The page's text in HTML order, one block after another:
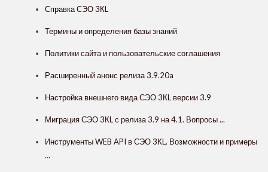
Справка СЭО 3КL
Термины и определения базы знаний
Политики сайта и пользовательские соглашения
Расширенный анонс релиза 3.9.20a
Настройка внешнего вида СЭО 3КL версии 3.9
Миграция СЭО 3КL с релиза 3.9 на 4.1. Вопросы ...
Инструменты WEB API в СЭО 3КL. Возможности и примеры
...